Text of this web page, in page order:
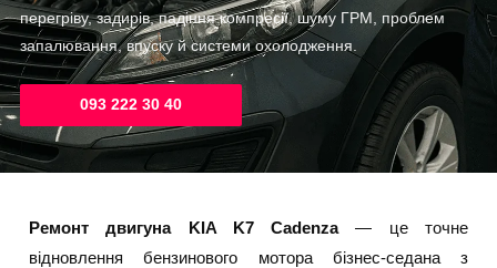
перегріву, задирів, падіння компресії, шуму ГРМ, проблем
запалювання, впуску й системи охолодження.
093 222 30 40
Ремонт двигуна KIA K7 Cadenza— це точне
відновлення бензинового мотора бізнес-седана з